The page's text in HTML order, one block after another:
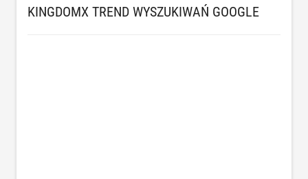
KINGDOMX TREND WYSZUKIWAŃ GOOGLE